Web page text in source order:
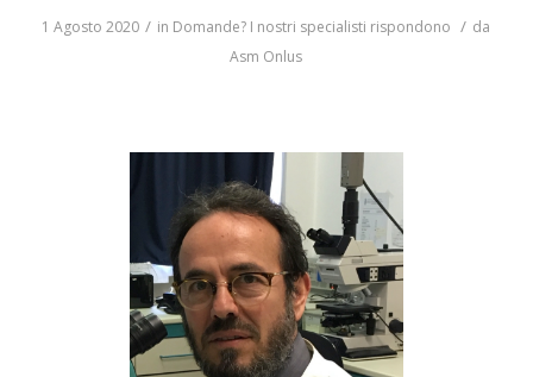
1 Agosto 2020 / in Domande? I nostri specialisti rispondono / da
Asm Onlus